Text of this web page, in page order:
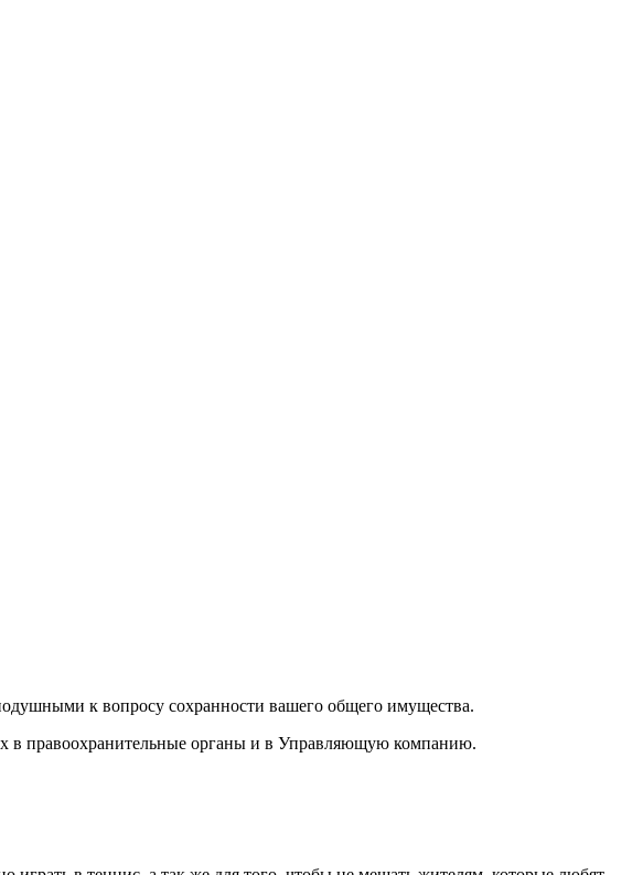
к вопросу сохранности вашего общего имущества.
в правоохранительные органы и в Управляющую компанию.